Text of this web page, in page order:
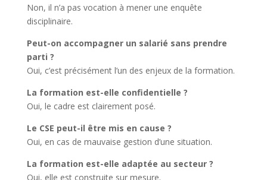
Non, il n’a pas vocation à mener une enquête
disciplinaire.
Peut-on accompagner un salarié sans prendre
parti ?
Oui, c’est précisément l’un des enjeux de la formation.
La formation est-elle confidentielle ?
Oui, le cadre est clairement posé.
Le CSE peut-il être mis en cause ?
Oui, en cas de mauvaise gestion d’une situation.
La formation est-elle adaptée au secteur ?
Oui, elle est construite sur mesure.